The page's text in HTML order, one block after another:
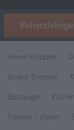
Heren knippen
Baard Trimmen
Balayage
Föhnen / stylen